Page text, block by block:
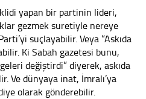
yapan bir partinin lideri,
gezmek suretiyle nereye
suçlayabilir. Veya “Askıda
Ki Sabah gazetesi bunu,
değiştirdi” diyerek, askıda
Ve dünyaya inat, İmralı’ya
olarak gönderebilir.